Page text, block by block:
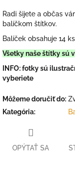
Radi šijete a občas
balíčkom štítkov.
Balíček obsahuje 14
Všetky naše štítky sú
INFO: fotky sú
vyberiete
Môžeme doručiť do:
Kategória:
OPÝTAŤ SA